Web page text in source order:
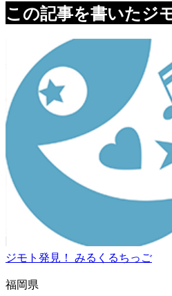
この記事を書いたジ
ジモト発見！ みるくるちっご
福岡県